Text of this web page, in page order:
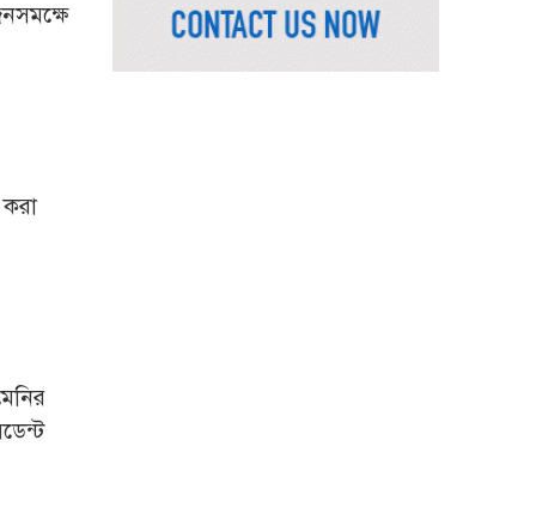
রাষ্ট্রপতি নির্বাচনের চূড়ান্ত
তারিখ ঘোষণা